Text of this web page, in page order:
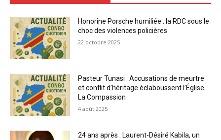
Honorine Porsche humiliée : la RDC sous le
choc des violences policières
22 octobre 2025
Pasteur Tunasi : Accusations de meurtre
et conflit d’héritage éclaboussent l’Église
La Compassion
4 août 2025
24 ans après : Laurent-Désiré Kabila, un